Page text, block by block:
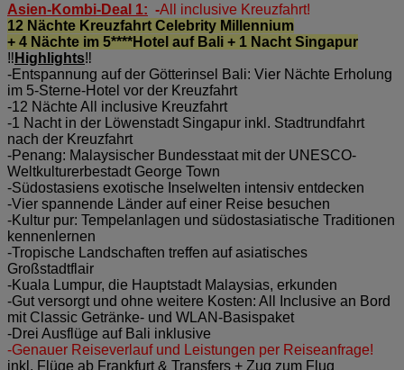
Asien-Kombi-Deal 1: -All inclusive Kreuzfahrt!
12 Nächte Kreuzfahrt Celebrity Millennium
+ 4 Nächte im 5****Hotel auf Bali + 1 Nacht Singapur
‼️ Highlights‼️
-Entspannung auf der Götterinsel Bali: Vier Nächte Erholung
im 5-Sterne-Hotel vor der Kreuzfahrt
-12 Nächte All inclusive Kreuzfahrt
-1 Nacht in der Löwenstadt Singapur inkl. Stadtrundfahrt
nach der Kreuzfahrt
-Penang: Malaysischer Bundesstaat mit der UNESCO-
Weltkulturerbestadt George Town
-Südostasiens exotische Inselwelten intensiv entdecken
-Vier spannende Länder auf einer Reise besuchen
-Kultur pur: Tempelanlagen und südostasiatische Traditionen
kennenlernen
-Tropische Landschaften treffen auf asiatisches
Großstadtflair
-Kuala Lumpur, die Hauptstadt Malaysias, erkunden
-Gut versorgt und ohne weitere Kosten: All Inclusive an Bord
mit Classic Getränke- und WLAN-Basispaket
-Drei Ausflüge auf Bali inklusive
-Genauer Reiseverlauf und Leistungen per Reiseanfrage!
inkl. Flüge ab Frankfurt & Transfers + Zug zum Flug